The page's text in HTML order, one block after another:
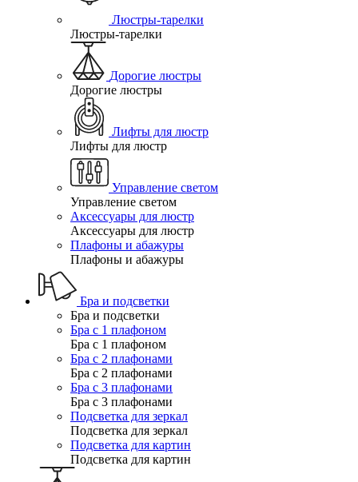
Люстры-тарелки
Люстры-тарелки
Дорогие люстры
Дорогие люстры
Лифты для люстр
Лифты для люстр
Управление светом
Управление светом
Аксессуары для люстр
Аксессуары для люстр
Плафоны и абажуры
Плафоны и абажуры
Бра и подсветки
Бра и подсветки
Бра с 1 плафоном
Бра с 1 плафоном
Бра с 2 плафонами
Бра с 2 плафонами
Бра с 3 плафонами
Бра с 3 плафонами
Подсветка для зеркал
Подсветка для зеркал
Подсветка для картин
Подсветка для картин